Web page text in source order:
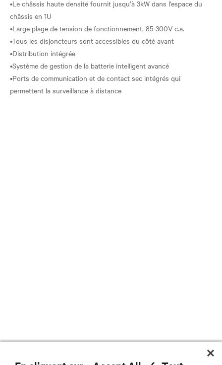
•Le châssis haute densité fournit jusqu’à 3kW dans l’espace du
châssis en 1U
•Large plage de tension de fonctionnement, 85-300V c.a.
•Tous les disjoncteurs sont accessibles du côté avant
•Distribution intégrée
•Système de gestion de la batterie intelligent avancé
•Ports de communication et de contact sec intégrés qui